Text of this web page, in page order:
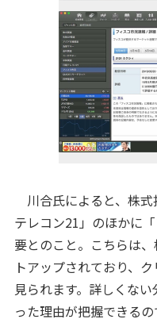
川合氏によると、株
テレコン21」のほかに
要とのこと。こちらは
トアップされており、
見られます。詳しくな
った理由が把握できるの